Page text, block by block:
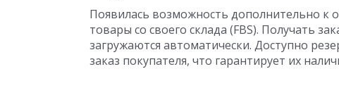
Появилась возможность дополнительно к
товары со своего склада (FBS). Получать
загружаются автоматически. Доступно
заказ покупателя, что гарантирует их